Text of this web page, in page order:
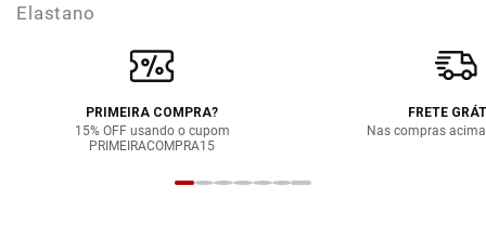
Elastano
PRIMEIRA COMPRA?
15% OFF usando o cupom
PRIMEIRACOMPRA15
FRETE
Nas compras